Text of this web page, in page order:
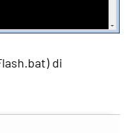
di